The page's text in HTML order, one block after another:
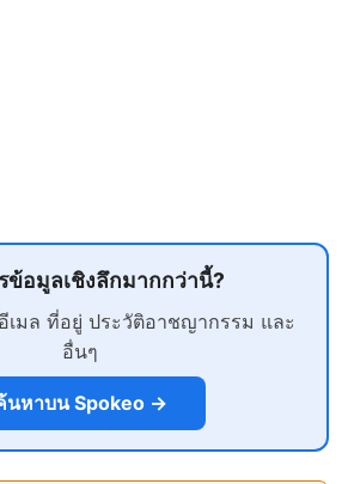
ข้อมูลเชิงลึกมากกว่านี้?
เมล ที่อยู่ ประวัติอาชญากรรม และ
อื่นๆ
นหาบน Spokeo →